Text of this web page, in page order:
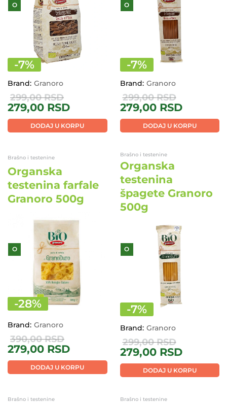
O
-7%
Brand: Granoro
279,00 RSD
299,00RSD
DODAJ U KORPU
O
-7%
Brand: Granoro
279,00 RSD
299,00RSD
DODAJ U KORPU
Brašno i testenine
Organska
testenina farfale
Granoro 500g
O
-28%
Brand: Granoro
279,00 RSD
390,00RSD
DODAJ U KORPU
Brašno i testenine
Organska
testenina
špagete Granoro
500g
O
-7%
Brand: Granoro
279,00 RSD
299,00RSD
DODAJ U KORPU
Brašno i testenine Brašno i testenine